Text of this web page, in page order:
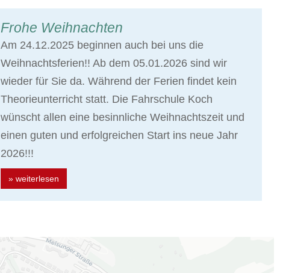
Frohe Weihnachten
Am 24.12.2025 beginnen auch bei uns die
Weihnachtsferien!! Ab dem 05.01.2026 sind wir
wieder für Sie da. Während der Ferien findet kein
Theorieunterricht statt. Die Fahrschule Koch
wünscht allen eine besinnliche Weihnachtszeit und
einen guten und erfolgreichen Start ins neue Jahr
2026!!!
» weiterlesen